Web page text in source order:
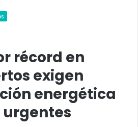
récord en
exigen
energética